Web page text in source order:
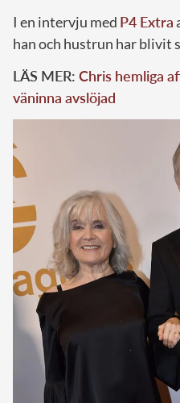
I en intervju med P4 Extra
han och hustrun har blivit
LÄS MER: Chris hemliga
väninna avslöjad